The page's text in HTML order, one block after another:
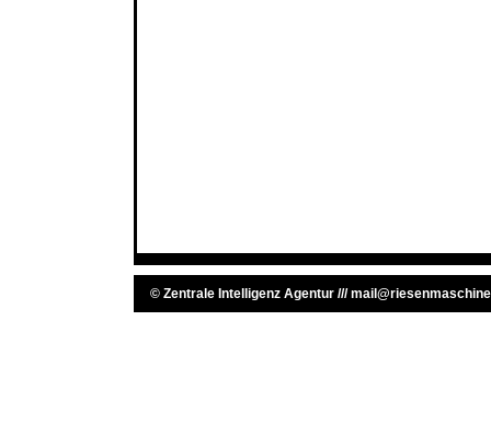
© Zentrale Intelligenz Agentur///